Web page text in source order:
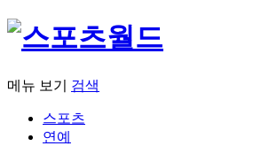
메뉴 보기 검색
스포츠
연예